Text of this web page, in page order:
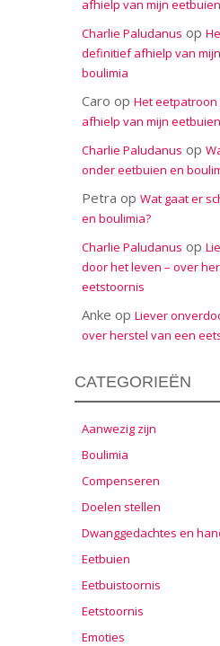
afhielp van mijn
Charlie Paludanus op
definitief afhielp van
boulimia
Caro op Het
afhielp van mijn
Charlie Paludanus op
onder eetbuien en
Petra op Wat gaat er
en boulimia?
Charlie Paludanus op
door het leven – over
eetstoornis
Anke op Liever
over herstel van een
CATEGORIEËN
Aanwezig zijn
Boulimia
Compenseren
Doelen stellen
Dwanggedachtes en
Eetbuien
Eetbuistoornis
Eetstoornis
Emoties